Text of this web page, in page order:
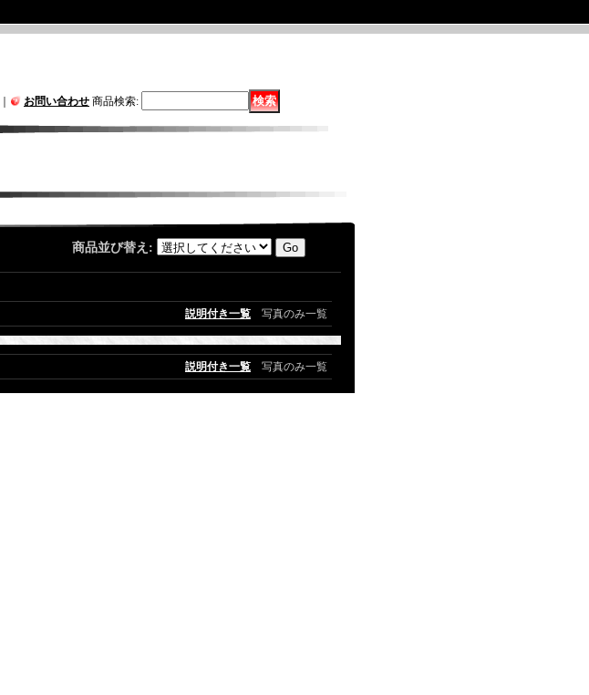
お問い合わせ 商品検索:
商品並び替え :
説明付き一覧 写真のみ一覧
説明付き一覧 写真のみ一覧